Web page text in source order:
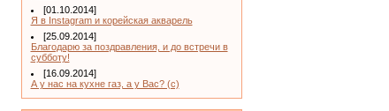
[01.10.2014]
Я в Instagram и корейская акварель
[25.09.2014]
Благодарю за поздравления, и до встречи в
субботу!
[16.09.2014]
А у нас на кухне газ, а у Вас? (с)